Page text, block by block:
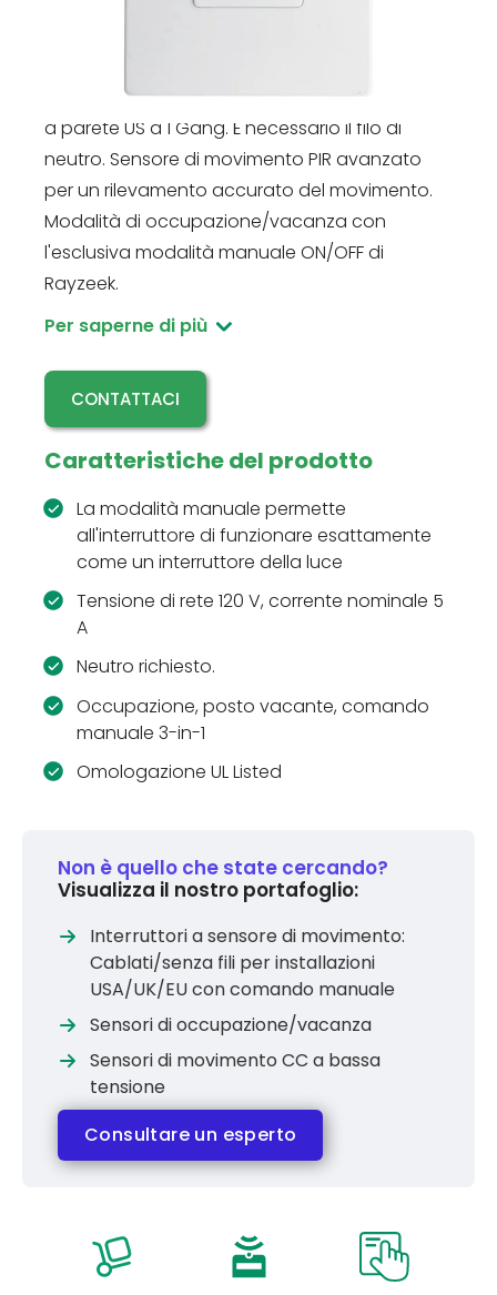
N, 120 V, 5 A. Sostituzione diretta dell'interruttore
a parete US a 1 Gang. È necessario il filo di
neutro. Sensore di movimento PIR avanzato
per un rilevamento accurato del movimento.
Modalità di occupazione/vacanza con
l'esclusiva modalità manuale ON/OFF di
Rayzeek.
Per saperne di più
CONTATTACI
Caratteristiche del prodotto
La modalità manuale permette
all'interruttore di funzionare esattamente
come un interruttore della luce
Tensione di rete 120 V, corrente nominale 5
A
Neutro richiesto.
Occupazione, posto vacante, comando
manuale 3-in-1
Omologazione UL Listed
Non è quello che state cercando?
Visualizza il nostro portafoglio:
Interruttori a sensore di movimento:
Cablati/senza fili per installazioni
USA/UK/EU con comando manuale
Sensori di occupazione/vacanza
Sensori di movimento CC a bassa
tensione
Consultare un esperto